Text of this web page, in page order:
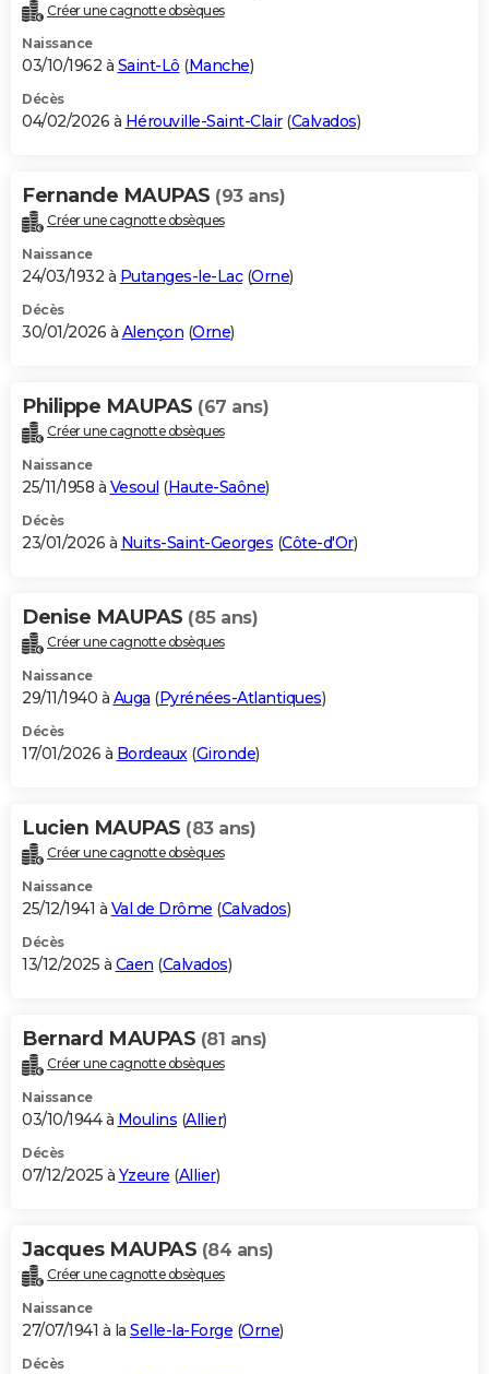
Créer une cagnotte obsèques
Naissance
03/10/1962 à Saint-Lô (Manche)
Décès
04/02/2026 à Hérouville-Saint-Clair(Calvados)
Fernande MAUPAS (93 ans)
Créer une cagnotte obsèques
Naissance
24/03/1932 à Putanges-le-Lac(Orne)
Décès
30/01/2026 à Alençon (Orne)
Philippe MAUPAS (67 ans)
Créer une cagnotte obsèques
Naissance
25/11/1958 à Vesoul (Haute-Saône)
Décès
23/01/2026 à Nuits-Saint-Georges (Côte-d'Or)
Denise MAUPAS (85 ans)
Créer une cagnotte obsèques
Naissance
29/11/1940 à Auga (Pyrénées-Atlantiques)
Décès
17/01/2026 à Bordeaux(Gironde)
Lucien MAUPAS (83 ans)
Créer une cagnotte obsèques
Naissance
25/12/1941 à Val de Drôme (Calvados)
Décès
13/12/2025 à Caen (Calvados)
Bernard MAUPAS (81 ans)
Créer une cagnotte obsèques
Naissance
03/10/1944 à Moulins (Allier)
Décès
07/12/2025 à Yzeure (Allier)
Jacques MAUPAS (84 ans)
Créer une cagnotte obsèques
Naissance
27/07/1941 à la Selle-la-Forge (Orne)
Décès